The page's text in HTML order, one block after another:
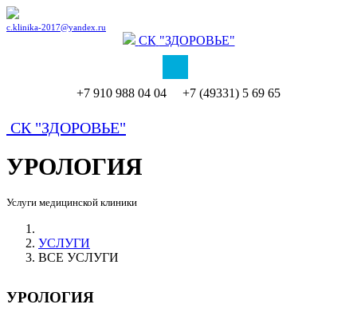
c.klinika-2017@yandex.ru
СК "ЗДОРОВЬЕ"
+7 910 988 04 04 +7 (49331) 5 69 65
СК "ЗДОРОВЬЕ"
УРОЛОГИЯ
Услуги медицинской клиники
УСЛУГИ
ВСЕ УСЛУГИ
УРОЛОГИЯ